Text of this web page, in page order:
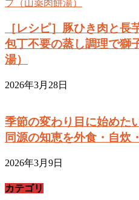
［レシピ］豚ひき肉と長
包丁不要の蒸し調理で獅
湯）
2026年3月28日
季節の変わり目に始めた
同源の知恵を外食・自炊
2026年3月9日
カテゴリ